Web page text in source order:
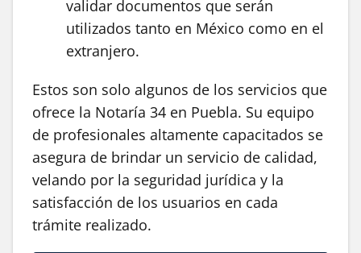
validar documentos que serán
utilizados tanto en México como en el
extranjero.
Estos son solo algunos de los servicios que
ofrece la Notaría 34 en Puebla. Su equipo
de profesionales altamente capacitados se
asegura de brindar un servicio de calidad,
velando por la seguridad jurídica y la
satisfacción de los usuarios en cada
trámite realizado.